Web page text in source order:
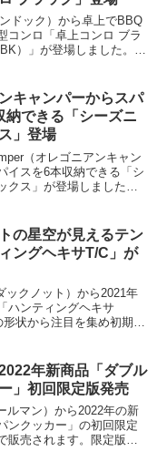
ました。
ドック）から卓上でBBQ
コンロ「卓上コンロ ブラ
）」が登場しました。こ
いやすくなりました。詳
ます。
キャンパーからスパ
納できる「シーズニ
」登場
（オレゴニアンキャン
イスを6本収納できる「シ
クス」が登場しました。
目で分かります。詳細を
。
の星空が見えるテン
ングヘキサT/C」が
ックノット）から2021年
ハンティングヘキサ
状から注目を集め初期ロ
付が始まっています。詳
ます。
年新商品「ダブル
」初回限定版発売
ルマン）から2022年の新
ンクッカー」の初回限定
販売されます。限定版は